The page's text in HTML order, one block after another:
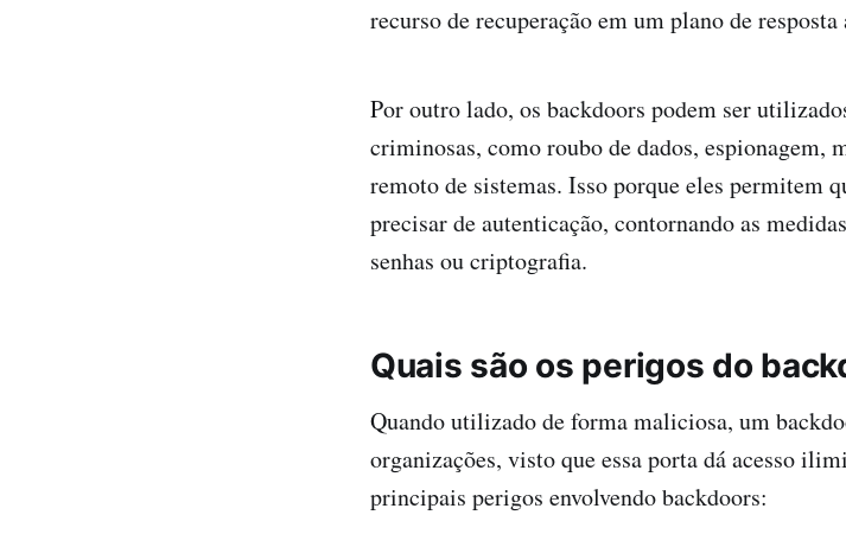
recurso de recuperação em um plano de
Por outro lado, os backdoors podem ser
criminosas, como roubo de dados, espionagem,
remoto de sistemas. Isso porque eles permitem
precisar de autenticação, contornando as
senhas ou criptografia.
Quais são os perigos do
Quando utilizado de forma maliciosa, um
organizações, visto que essa porta dá acesso
principais perigos envolvendo backdoors: